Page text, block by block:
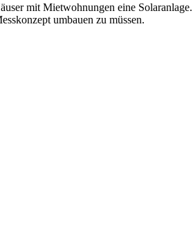
mit Mietwohnungen eine
umbauen zu müssen.